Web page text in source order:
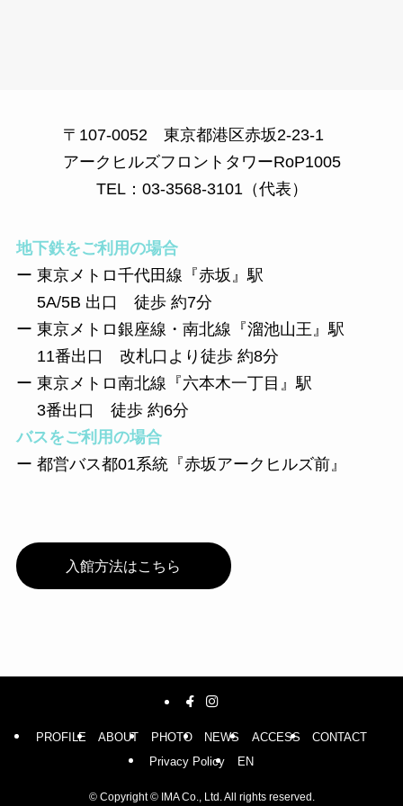
〒107-0052 東京都港区赤坂2-23-1
アークヒルズフロントタワーRoP1005
TEL：03-3568-3101（代表）
地下鉄をご利用の場合
ー 東京メトロ千代田線『赤坂』駅
5A/5B 出口 徒歩 約7分
ー 東京メトロ銀座線・南北線『溜池山王』駅
11番出口 改札口より徒歩 約8分
ー 東京メトロ南北線『六本木一丁目』駅
3番出口 徒歩 約6分
バスをご利用の場合
ー 都営バス都01系統『赤坂アークヒルズ前』
入館方法はこちら
PROFILE ABOUT PHOTO NEWS ACCESS
CONTACT
Privacy Policy
EN
©Copyright © IMA Co., Ltd. All rights reserved.